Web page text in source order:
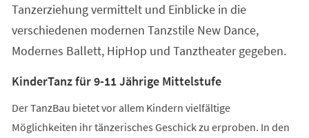
Tanzerziehung vermittelt und Einblicke in die
verschiedenen modernen Tanzstile New Dance,
Modernes Ballett, HipHop und Tanztheater gegeben.
KinderTanz für 9-11 Jährige Mittelstufe
Der TanzBau bietet vor allem Kindern vielfältige
Möglichkeiten ihr tänzerisches Geschick zu erproben. In den